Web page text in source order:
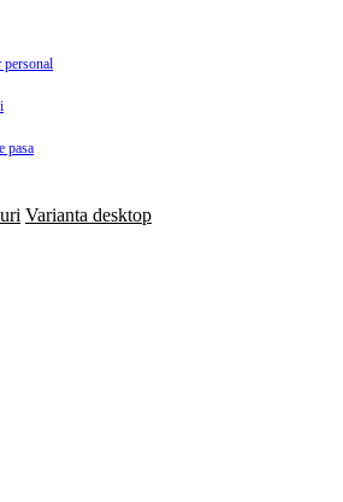
personal
pasa
Varianta desktop